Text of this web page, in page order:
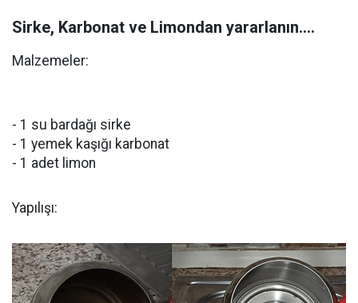
Sirke, Karbonat ve Limondan yararlanın....
Malzemeler:
- 1 su bardağı sirke
- 1 yemek kaşığı karbonat
- 1 adet limon
Yapılışı: